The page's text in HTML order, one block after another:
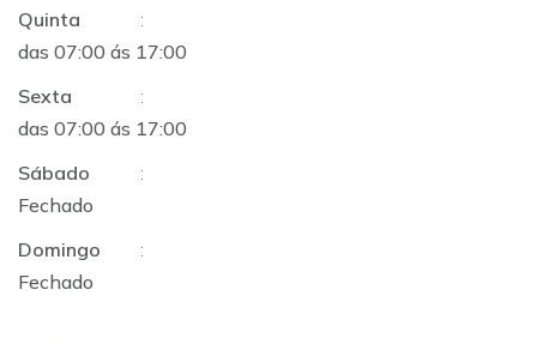
Quinta
:
das 07:00 ás 17:00
Sexta
:
das 07:00 ás 17:00
Sábado
:
Fechado
Domingo
:
Fechado